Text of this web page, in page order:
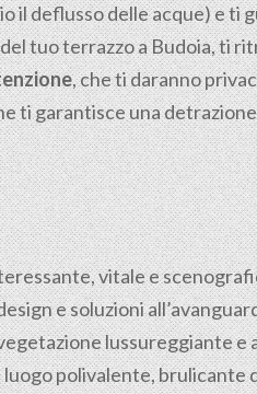
il deflusso delle acque) e ti
tuo terrazzo a Budoia, ti
, che ti daranno
ti garantisce una
vitale e
e soluzioni
lussureggiante e
polivalente, brulicante